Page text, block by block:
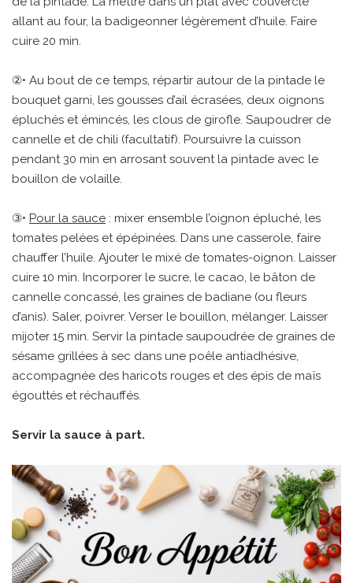
allant au four, la badigeonner légèrement d’huile. Faire
cuire 20 min.
②• Au bout de ce temps, répartir autour de la pintade le
bouquet garni, les gousses d’ail écrasées, deux oignons
épluchés et émincés, les clous de girofle. Saupoudrer de
cannelle et de chili (facultatif). Poursuivre la cuisson
pendant 30 min en arrosant souvent la pintade avec le
bouillon de volaille.
③• Pour la sauce : mixer ensemble l’oignon épluché, les
tomates pelées et épépinées. Dans une casserole, faire
chauffer l’huile. Ajouter le mixé de tomates-oignon. Laisser
cuire 10 min. Incorporer le sucre, le cacao, le bâton de
cannelle concassé, les graines de badiane (ou fleurs
d’anis). Saler, poivrer. Verser le bouillon, mélanger. Laisser
mijoter 15 min. Servir la pintade saupoudrée de graines de
sésame grillées à sec dans une poêle antiadhésive,
accompagnée des haricots rouges et des épis de maïs
égouttés et réchauffés.
Servir la sauce à part.